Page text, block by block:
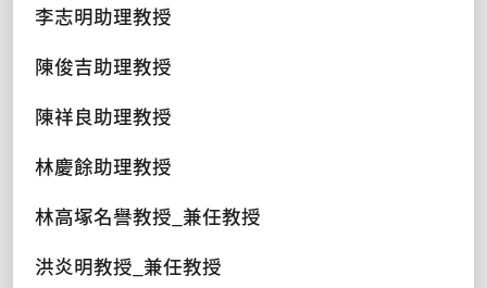
李志明助理教授
陳俊吉助理教授
陳祥良助理教授
林慶餘助理教授
林高塚名譽教授_兼任教授
洪炎明教授_兼任教授